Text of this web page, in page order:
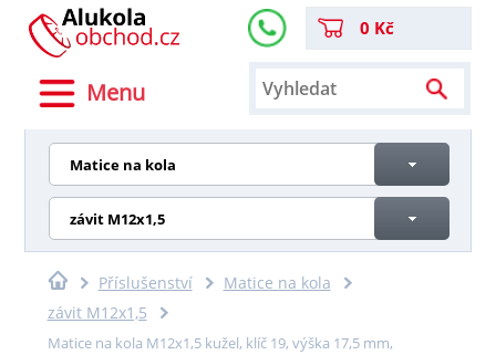
Menu
0 Kč
Matice na kola
závit M12x1,5
Příslušenství
Matice na kola
závit M12x1,5
Matice na kola M12x1,5 kužel, klíč 19, výška 17,5 mm,